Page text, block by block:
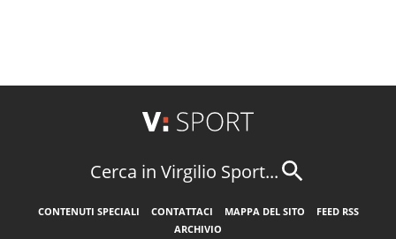
Cerca in Virgilio Sport...
CONTENUTI SPECIALI CONTATTACI MAPPA DEL SITO
FEED RSS
ARCHIVIO